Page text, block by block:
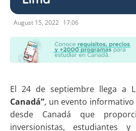
August 15, 2022 17:06
El 24 de septiembre llega a
Canadá”, un evento
desde Canadá que
inversionistas, estudiantes